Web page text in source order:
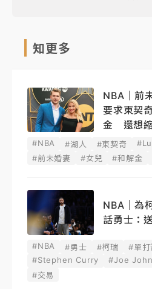
知更多
NBA｜前
要求東契
金 還想
#NBA #湖人 #東契奇
#前未婚妻
#女兒 #和解金
NBA｜為
話勇士：
#NBA #勇士 #柯瑞 #單打
#Stephen Curry
#Joe
#交易